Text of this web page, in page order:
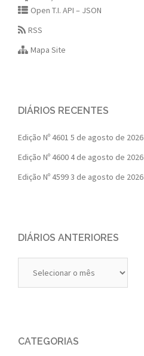
Open T.I. API – JSON
RSS
Mapa Site
DIÁRIOS RECENTES
Edição Nº 4601 5 de agosto de 2026
Edição Nº 4600 4 de agosto de 2026
Edição Nº 45993 de agosto de 2026
DIÁRIOS ANTERIORES
Anteriores
CATEGORIAS